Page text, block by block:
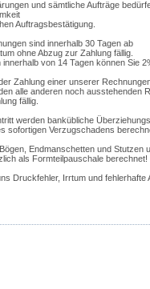
und sämtliche Aufträge
Auftragsbestätigung.
sind innerhalb 30 Tagen ab
ohne Abzug zur Zahlung fällig.
innerhalb von 14 Tagen können Sie
Zahlung einer unserer
alle anderen noch ausstehenden
fällig.
werden bankübliche
sofortigen Verzugschadens
Endmanschetten und Stutzen
als Formteilpauschale berechnet!
Druckfehler, Irrtum und fehlerhafte